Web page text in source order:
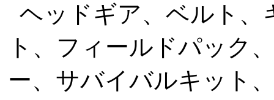
ヘッドギア、ベルト、
ト、フィールドパック
ー、サバイバルキット